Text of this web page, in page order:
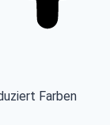
Farben